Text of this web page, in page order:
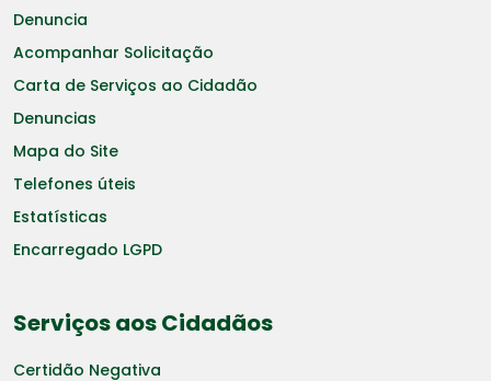
Denuncia
Acompanhar Solicitação
Carta de Serviços ao Cidadão
Denuncias
Mapa do Site
Telefones úteis
Estatísticas
Encarregado LGPD
Serviços aos Cidadãos
Certidão Negativa